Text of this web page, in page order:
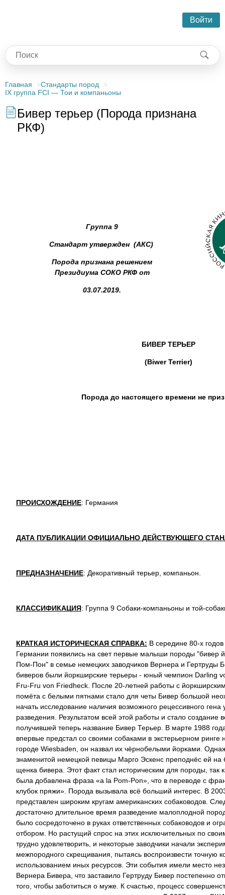
Войти
Главная
Стандарты пород
IX группа FCI — Тои и компаньоны
Бивер терьер (Порода признана
РКФ)
Группа 9
Стандарт утвержден (АКС)
Порода признана решением
Президиума СОКО РКФ от
03.07.2019.
БИВЕР ТЕРЬЕР
(Biwer Terrier)
Порода до настоящего времени не
ПРОИСХОЖДЕНИЕ: Германия
ДАТА ПУБЛИКАЦИИ ОФИЦИАЛЬНО ДЕЙСТВУЮЩЕГО
ПРЕДНАЗНАЧЕНИЕ: Декоративный терьер, компаньон.
КЛАССИФИКАЦИЯ: Группа 9 Собаки-компаньоны и той-
КРАТКАЯ ИСТОРИЧЕСКАЯ СПРАВКА: В середине 80-х
Германии появились на свет первые малыши породы "бивер
Пом-Пон" в семье немецких заводчиков Вернера и Гертруды
биверов были йоркширские терьеры - юный чемпион Darling
Fru-Fru von Friedheck. После 20-летней работы с
помёта с белыми пятнами стало для четы Бивер большой
начать исследование наличия возможного рецессивного гена
разведения. Результатом всей этой работы и стало создание
получившей теперь название Бивер Терьер. В марте 1988
впервые предстал со своими собаками в экстерьерном ринге
городе Wiesbaden, он назвал их чёрнобелыми йорками.
знаменитой немецкой певицы Марго Эскенс преподнёс ей на
щенка бивера. Этот факт стал историческим для породы, так
была добавлена фраза «a la Pom-Pon», что в переводе с
клубок пряжи». Порода вызывала всё больший интерес. В
представлен широким кругам американских собаководов.
достаточно длительное время разведение малоплодной
было сосредоточено в руках ответственных собаководов и
отбором. Но растущий спрос на этих исключительных по
трудно удовлетворить, и некоторые заводчики начали
межпородного скрещивания, пытаясь воспроизвести точную
использованием иных ресурсов. Эти события имели место
Вернера Бивера, что заставило Гертруду Бивер постепенно
того, чтобы заботиться о муже. К счастью, процесс